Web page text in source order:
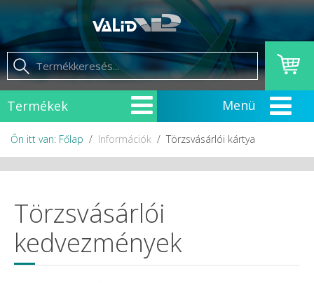
Termékek
Őn itt van: Főlap Információk Törzsvásárlói kártya
Törzsvásárlói
kedvezmények